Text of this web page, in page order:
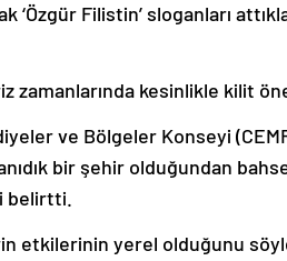
‘Özgür Filistin’ sloganları
zamanlarında kesinlikle kilit
ve Bölgeler Konseyi
bir şehir olduğundan
belirtti.
etkilerinin yerel olduğunu